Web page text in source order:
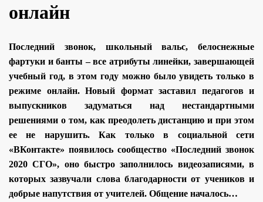
онлайн
Последний звонок, школьный вальс, белоснежные
фартуки и банты – все атрибуты линейки, завершающей
учебный год, в этом году можно было увидеть только в
режиме онлайн. Новый формат заставил педагогов и
выпускников задуматься над нестандартными
решениями о том, как преодолеть дистанцию и при этом
ее не нарушить. Как только в социальной сети
«ВКонтакте» появилось сообщество «Последний звонок
2020 СГО», оно быстро заполнилось видеозаписями, в
которых зазвучали слова благодарности от учеников и
добрые напутствия от учителей. Общение началось…